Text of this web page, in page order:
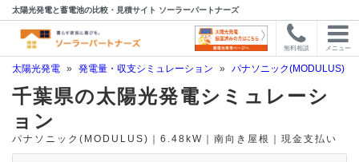
太陽光発電と蓄電池の比較・見積サイト ソーラーパートナーズ
無料相談 メニュー
太陽光発電 » 発電量・収支シミュレーション » パナソニック(MODULUS)
千葉県の太陽光発電シミュレーシ
ョン
パナソニック(MODULUS)｜6.48kW｜南向き屋根｜現金支払い